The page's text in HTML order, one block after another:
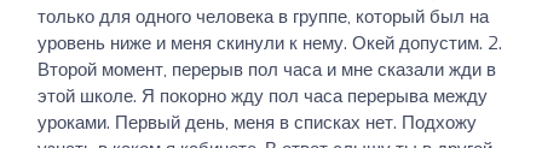
только для одного человека в группе, который был на
уровень ниже и меня скинули к нему. Окей допустим. 2.
Второй момент, перерыв пол часа и мне сказали жди в
этой школе. Я покорно жду пол часа перерыва между
уроками. Первый день, меня в списках нет. Подхожу